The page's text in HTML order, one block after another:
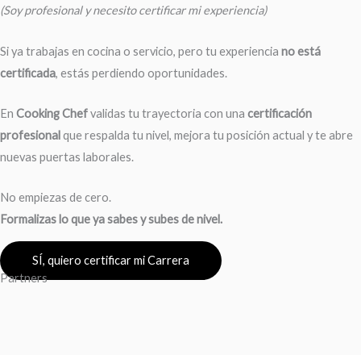
(Soy profesional y necesito certificar mi experiencia)
Si ya trabajas en cocina o servicio, pero tu experiencia no está
certificada, estás perdiendo oportunidades.
En Cooking Chefvalidas tu trayectoria con una certificación
profesionalque respalda tu nivel, mejora tu posición actual y te abre
nuevas puertas laborales.
No empiezas de cero.
Formalizas lo que ya sabes y subes de nivel.
SÍ, quiero certificar mi Carrera
Partners